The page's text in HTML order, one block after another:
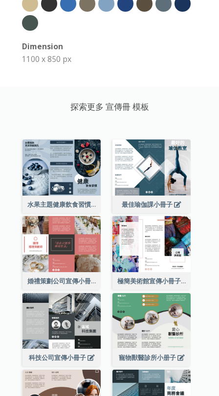
Dimension
1100 x 850 px
探索更多 宣傳冊 模板
水果主題健康飲食習慣小冊子 最佳瑜伽課小冊子
婚禮策劃公司宣傳小冊子 極簡美術館宣傳小冊子
科技公司宣傳小冊子 寵物獸醫診所小册子